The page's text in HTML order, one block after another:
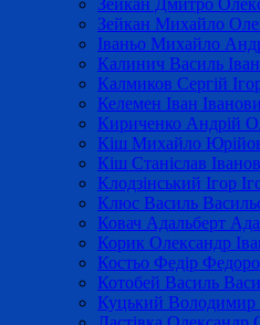
Зейкан Дмитро
Зейкан Михайло
Іваньо Михайло
Калинич Василь
Калмиков Сергій
Келемен Іван
Кириченко Андрій
Кіш Михайло
Кіш Станіслав
Клодзінський Ігор
Клюс Василь
Ковач Адальберт
Корик Олександр
Костьо Федір
Котобей Василь
Куцький Володимир